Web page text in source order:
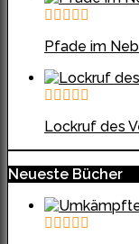
Pfade im
Lockruf des
Neueste Bücher